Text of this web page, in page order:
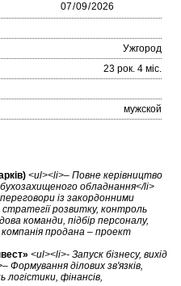
Ужгород
23 рок. 4 міc.
мужской
<ul><li>– Повне керівництво
обладнання</li>
із закордонними
розвитку, контроль
команди, підбір персоналу,
продана – проект
<ul><li>- Запуск бізнесу, вихід
Формування ділових зв'язків,
фінансів,